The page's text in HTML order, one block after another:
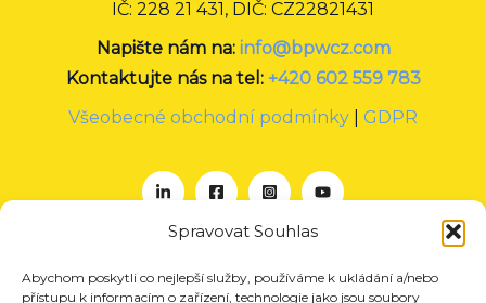
Spravovat Souhlas
Abychom poskytli co nejlepší služby, používáme k ukládání a/nebo
přístupu k informacím o zařízení, technologie jako jsou soubory
IČ: 228 21 431, DIČ: CZ22821431
Napište nám na: info@bpwcz.com
Kontaktujte nás na tel: +420 602 559 783
Všeobecné obchodní podmínky
GDPR
O nás